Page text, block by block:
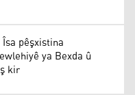
pêşxistina
ya Bexda û
kir